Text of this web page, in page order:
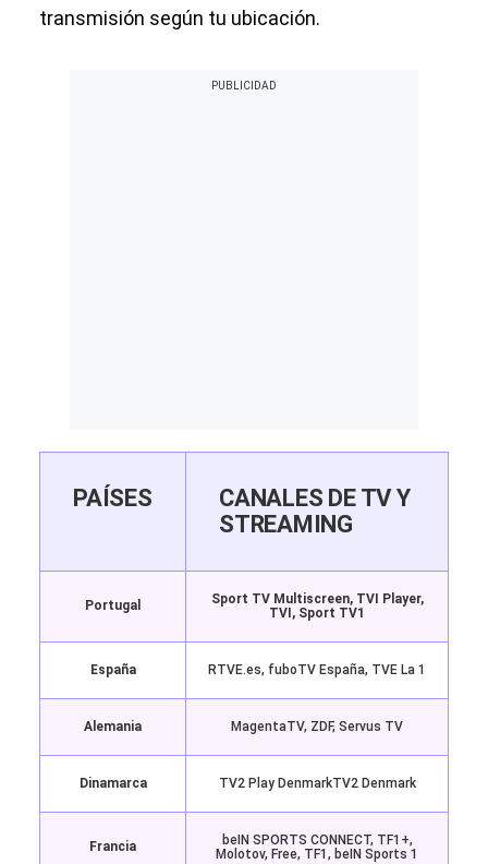
transmisión según tu ubicación.
PAÍSES
CANALES DE TV Y
STREAMING
Portugal
Sport TV Multiscreen, TVI Player,
TVI, Sport TV1
España RTVE.es, fuboTV España, TVE La 1
Alemania MagentaTV, ZDF, Servus TV
Dinamarca TV2 Play DenmarkTV2 Denmark
Francia
beIN SPORTS CONNECT, TF1+,
Molotov, Free, TF1, beIN Sports 1